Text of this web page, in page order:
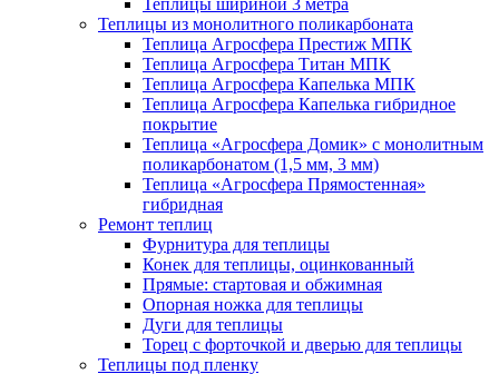
Теплицы из монолитного поликарбоната
Теплица Агросфера Престиж МПК
Теплица Агросфера Титан МПК
Теплица Агросфера Капелька МПК
Теплица Агросфера Капелька гибридное
покрытие
Теплица «Агросфера Домик» с монолитным
поликарбонатом (1,5 мм, 3 мм)
Теплица «Агросфера Прямостенная»
гибридная
Ремонт теплиц
Фурнитура для теплицы
Конек для теплицы, оцинкованный
Прямые: стартовая и обжимная
Опорная ножка для теплицы
Дуги для теплицы
Торец с форточкой и дверью для теплицы
Теплицы под пленку